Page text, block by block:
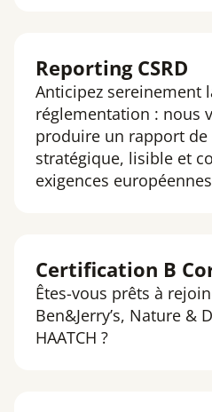
Reporting CSRD
Anticipez sereinement
réglementation : nous
produire un rapport
stratégique, lisible et
exigences européennes
Certification B
Êtes-vous prêts à
Ben&Jerry’s, Nature &
HAATCH ?